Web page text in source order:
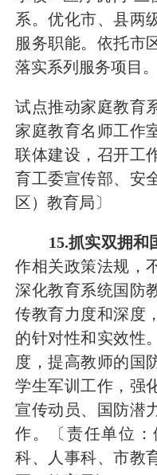
系。优化市、县两
服务职能。依托市
落实系列服务项目。
试点推动家庭教育
家庭教育名师工作
联体建设，召开工
育工委宣传部、安
区）教育局〕
15.抓实双拥和
作相关政策法规，
深化教育系统国防
传教育力度和深度
的针对性和实效性
度，提高教师的国
学生军训工作，强
宣传动员、
国防潜
作。
〔责任单位
科、
人事科、市教